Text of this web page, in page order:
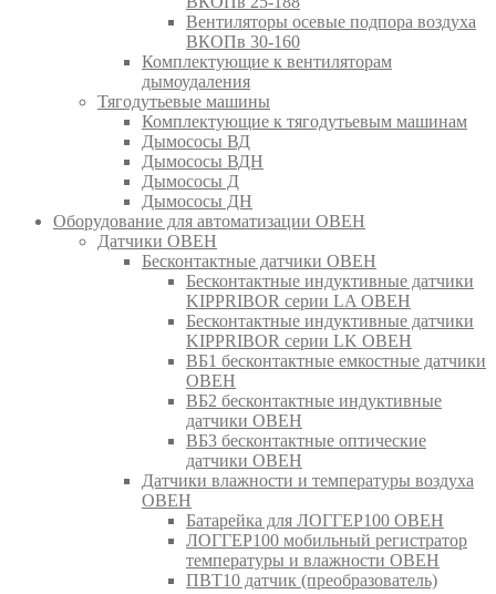
Вентиляторы осевые подпора воздуха
ВКОПв 30-160
Комплектующие к вентиляторам
дымоудаления
Тягодутьевые машины
Комплектующие к тягодутьевым машинам
Дымососы ВД
Дымососы ВДН
Дымососы Д
Дымососы ДН
Оборудование для автоматизации ОВЕН
Датчики ОВЕН
Бесконтактные датчики ОВЕН
Бесконтактные индуктивные датчики
KIPPRIBOR серии LA ОВЕН
Бесконтактные индуктивные датчики
KIPPRIBOR серии LK ОВЕН
ВБ1 бесконтактные емкостные датчики
ОВЕН
ВБ2 бесконтактные индуктивные
датчики ОВЕН
ВБ3 бесконтактные оптические
датчики ОВЕН
Датчики влажности и температуры воздуха
ОВЕН
Батарейка для ЛОГГЕР100 ОВЕН
ЛОГГЕР100 мобильный регистратор
температуры и влажности ОВЕН
ПВТ10 датчик (преобразователь)